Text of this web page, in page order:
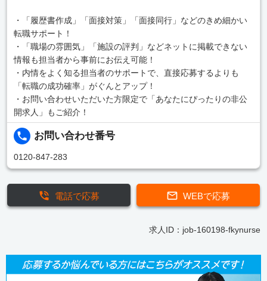
・「履歴書作成」「面接対策」「面接同行」などのきめ細かい
転職サポート！
・「職場の雰囲気」「施設の評判」などネットに掲載できない
情報も担当者から事前にお伝え可能！
・内情をよく知る担当者のサポートで、直接応募するよりも
「転職の成功確率」がぐんとアップ！
・お問い合わせいただいた方限定で「あなたにぴったりの非公
開求人」もご紹介！
お問い合わせ番号
0120-847-283
WEBで応募
電話で応募
求人ID：job-160198-fkynurse